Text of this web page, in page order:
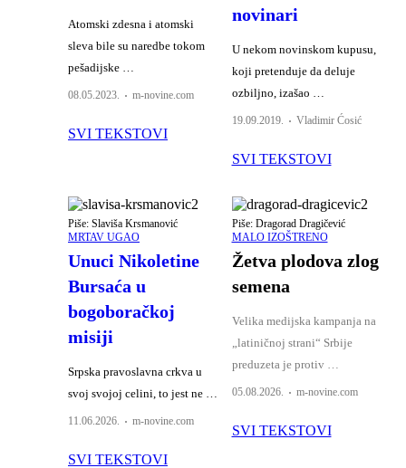
Atomski zdesna i atomski
sleva bile su naredbe tokom
pešadijske …
08.05.2023. Author
m-novine.com
SVI TEKSTOVI
novinari
U nekom novinskom kupusu,
koji pretenduje da deluje
ozbiljno, izašao …
19.09.2019. Author
Vladimir Ćosić
SVI TEKSTOVI
Piše: Slaviša Krsmanović
MRTAV UGAO
Unuci Nikoletine
Bursaća u
bogoboračkoj
misiji
Srpska pravoslavna crkva u
svoj svojoj celini, to jest ne …
11.06.2026. Author
m-novine.com
SVI TEKSTOVI
Piše: Dragorad Dragičević
MALO IZOŠTRENO
Žetva plodova zlog
semena
Velika medijska kampanja na
„latiničnoj strani“ Srbije
preduzeta je protiv …
05.08.2026. Author
m-novine.com
SVI TEKSTOVI